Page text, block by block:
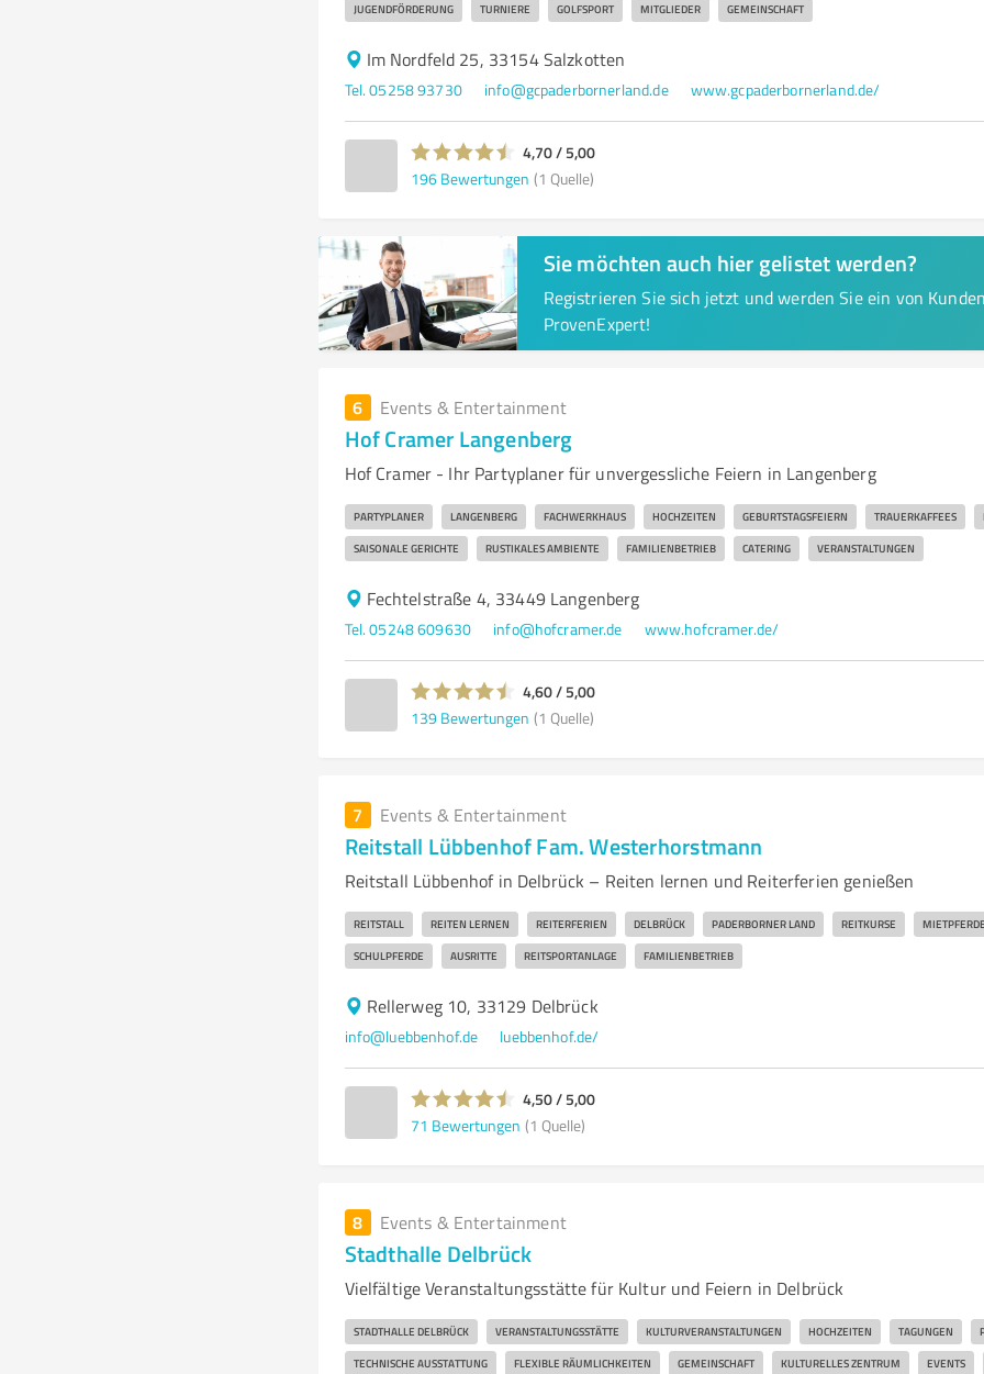
JUGENDFÖRDERUNG TURNIERE GOLFSPORT MITGLIEDER GEMEINSCHAFT
Im Nordfeld 25, 33154 Salzkotten
Tel. 05258 93730 info@gcpaderbornerland.de www.gcpaderbornerland.de/
4,70 / 5,00
196 Bewertungen (1 Quelle)
Sie möchten auch hier gelistet werden?
Registrieren Sie sich jetzt und werden Sie ein von
ProvenExpert!
6 Events & Entertainment
Hof Cramer Langenberg
Hof Cramer - Ihr Partyplaner für unvergessliche Feiern in Langenberg
PARTYPLANER LANGENBERG FACHWERKHAUS HOCHZEITEN GEBURTSTAGSFEIERN TRAUERKAFFEES
SAISONALE GERICHTE RUSTIKALES AMBIENTE FAMILIENBETRIEB CATERING VERANSTALTUNGEN
Fechtelstraße 4, 33449 Langenberg
Tel. 05248 609630 info@hofcramer.de www.hofcramer.de/
4,60 / 5,00
139 Bewertungen (1 Quelle)
7 Events & Entertainment
Reitstall Lübbenhof Fam. Westerhorstmann
Reitstall Lübbenhof in Delbrück – Reiten lernen und Reiterferien genießen
REITSTALL REITEN LERNEN REITERFERIEN DELBRÜCK PADERBORNER LAND REITKURSE MIETPFERDE
SCHULPFERDE AUSRITTE REITSPORTANLAGE FAMILIENBETRIEB
Rellerweg 10, 33129 Delbrück
info@luebbenhof.de luebbenhof.de/
4,50 / 5,00
71 Bewertungen (1 Quelle)
8 Events & Entertainment
Stadthalle Delbrück
Vielfältige Veranstaltungsstätte für Kultur und Feiern in Delbrück
STADTHALLE DELBRÜCK VERANSTALTUNGSSTÄTTE KULTURVERANSTALTUNGEN HOCHZEITEN TAGUNGEN
TECHNISCHE AUSSTATTUNG FLEXIBLE RÄUMLICHKEITEN GEMEINSCHAFT KULTURELLES ZENTRUM EVENTS